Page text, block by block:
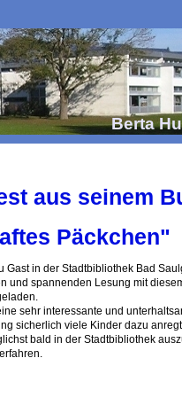
Berta
aus seinem
Päckchen"
Gast in der Stadtbibliothek Bad
und spannenden Lesung mit
sehr interessante und
sicherlich viele Kinder dazu
bald in der Stadtbibliothek